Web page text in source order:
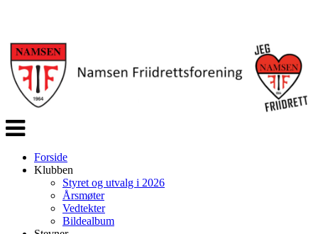
Veksle
navigasjon
Forside
Klubben
Styret og utvalg i 2026
Årsmøter
Vedtekter
Bildealbum